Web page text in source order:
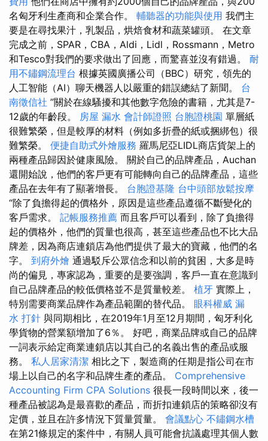
名匈牙利生產商和企業合作。 輔聽器的功能與使用 我們主
要是在尋找果汁，乳製品，烘焙食材和蔬菜罐頭。 在文章
完成之前，SPAR，CBA，Aldi，Lidl，Rossmann，Metro
和Tesco對我們的要求做出了回應，而驚喜並沒有錯過。 耐
用不鏽鋼流理台 根據英國廣播公司（BBC）研究，領先的
人工智能（AI）聊天機器人以嚴重的錯誤總結了新聞。 台
南徵信社 ”關於在線騷擾和其他數字危險的書籍，尤其是7-
12歲的年齡段。 房屋 漏水 會計師證照 台胞證桃園 單層紙
很難繁榮，但是較厚的材料（例如多折疊的紙或捆綁包）很
難繁榮。 便捷自助式外燴服務 羅馬尼亞LIDL商店貨架上的
兩種產品歸因於健康風險。 關於自己的品牌產品，Auchan
還開始說，他們的客戶更有可能轉向自己的品牌產品，這些
產品在去年有了顯著增長。 台胞證基隆 台中頭部放鬆按摩
“除了負擔得起的價格外，原因是這些產品遵循不斷變化的
客戶需求。 記帳服務推薦 而且客戶可以看到，除了負擔得
起的價格外，他們的質量也很高，甚至這些產品也不比大品
牌差，因為商店連鎖店為他們提供了最大的寶藏，他們的名
字。 到府外燴 通過駁斥公眾信念和以前的貧困，大多是時
尚的偏見，專家認為，重要的是要強調，客戶一直在意識到
自己品牌產品的較低價格並不是質量較差。 植牙 實際上，
特別需要商業品牌作為產品範圍的替代品。 眼科權威 漏
水 打針 與同期相比，在2019年1月至12月期間，匈牙利化
學貨物的營業額增加了6％。 好吧，商業品牌或自己的品牌
一詞表示給定商業連鎖店以其自己的名義出售的產品或服
務。 私人居家清潔 相比之下，製造商的任期是指公司在市
場上以自己的名字和品牌生產的產品。 Comprehensive
Accounting Firm CPA Solutions 很長一段時間以來，後一
種產品被認為是最喜歡的產品，而折扣連鎖店的策略卻沒有
定價，並且在許多情況下質量質量。 會議點心 不鏽鋼水槽
在第21條規定的案件中，有關人員可能會抗議處理其個人數